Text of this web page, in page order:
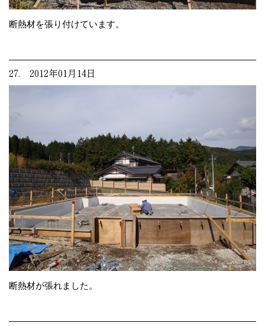
断熱材を張り付けています。
27. 2012年01月14日
断熱材が張れました。